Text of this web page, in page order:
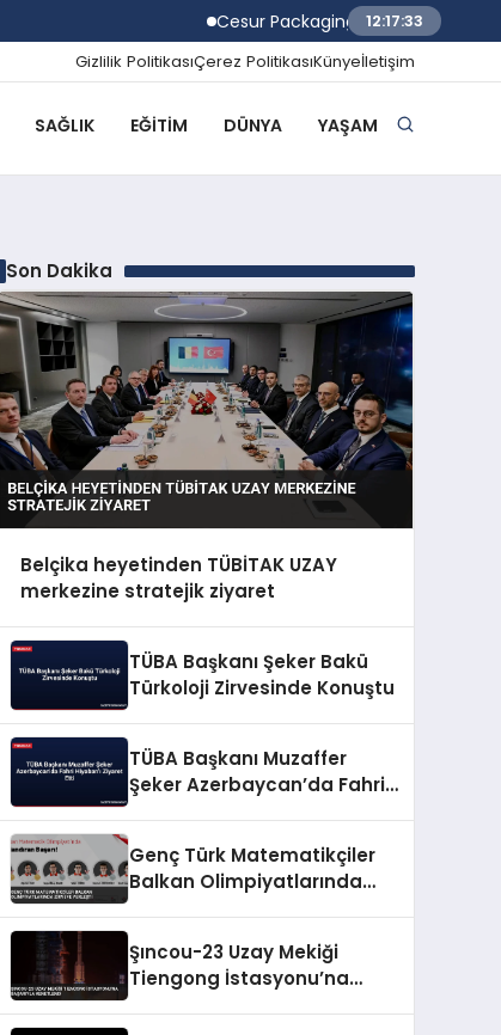
Cesur Packaging, Mısır’daki Üretim
12:17:34
Gizlilik PolitikasıÇerez PolitikasıKünyeİletişim
SAĞLIK EĞITIM DÜNYA YAŞAM
Son Dakika
Belçika heyetinden TÜBİTAK UZAY
merkezine stratejik ziyaret
TÜBA Başkanı Şeker Bakü
Türkoloji Zirvesinde Konuştu
TÜBA Başkanı Muzaffer
Şeker Azerbaycan’da Fahri
Genç Türk Matematikçiler
Balkan Olimpiyatlarında
Şıncou-23 Uzay Mekiği
Tiengong İstasyonu’na